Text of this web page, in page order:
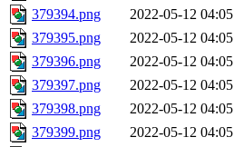
379394.png
2022-05-12 04:05
379395.png
2022-05-12 04:05
379396.png
2022-05-12 04:05
379397.png
2022-05-12 04:05
379398.png
2022-05-12 04:05
379399.png
2022-05-12 04:05